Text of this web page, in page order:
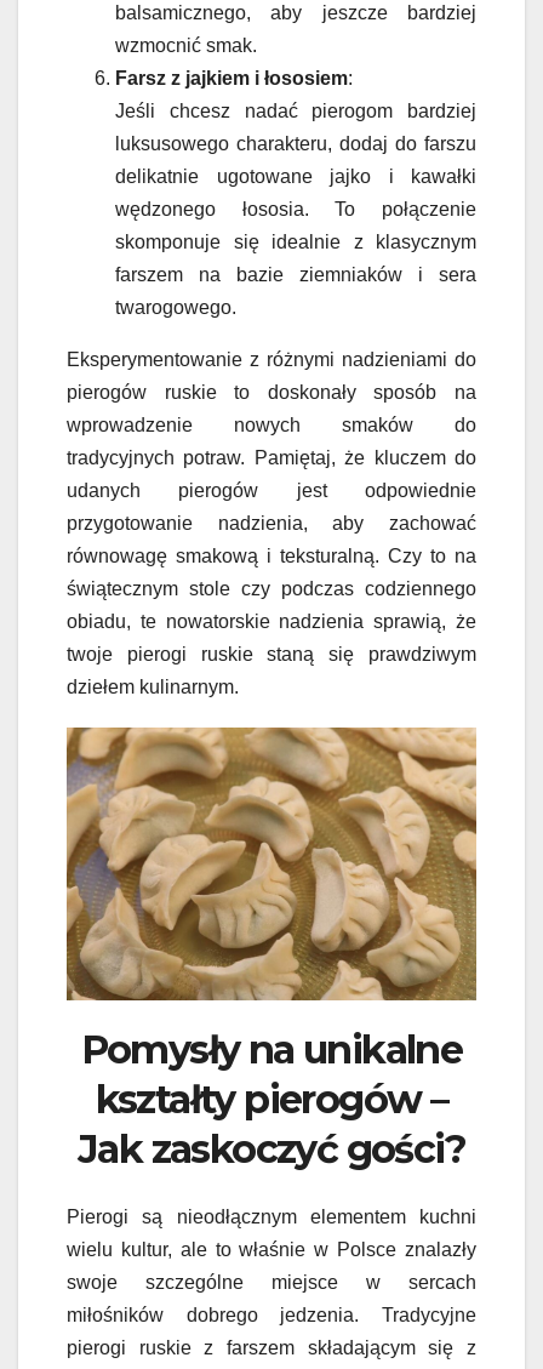
balsamicznego, aby jeszcze bardziej
wzmocnić smak.
Farsz z jajkiem i łososiem:
Jeśli chcesz nadać pierogom bardziej
luksusowego charakteru, dodaj do farszu
delikatnie ugotowane jajko i kawałki
wędzonego łososia. To połączenie
skomponuje się idealnie z klasycznym
farszem na bazie ziemniaków i sera
twarogowego.
Eksperymentowanie z różnymi nadzieniami do
pierogów ruskie to doskonały sposób na
wprowadzenie nowych smaków do
tradycyjnych potraw. Pamiętaj, że kluczem do
udanych pierogów jest odpowiednie
przygotowanie nadzienia, aby zachować
równowagę smakową i teksturalną. Czy to na
świątecznym stole czy podczas codziennego
obiadu, te nowatorskie nadzienia sprawią, że
twoje pierogi ruskie staną się prawdziwym
dziełem kulinarnym.
Pomysły na unikalne
kształty pierogów –
Jak zaskoczyć gości?
Pierogi są nieodłącznym elementem kuchni
wielu kultur, ale to właśnie w Polsce znalazły
swoje szczególne miejsce w sercach
miłośników dobrego jedzenia. Tradycyjne
pierogi ruskie z farszem składającym się z